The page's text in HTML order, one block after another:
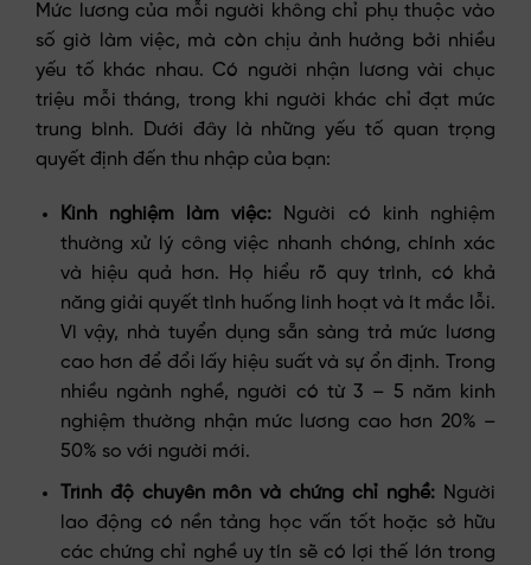
Mức lương của mỗi người không chỉ phụ thuộc vào
số giờ làm việc, mà còn chịu ảnh hưởng bởi nhiều
yếu tố khác nhau. Có người nhận lương vài chục
triệu mỗi tháng, trong khi người khác chỉ đạt mức
trung bình. Dưới đây là những yếu tố quan trọng
quyết định đến thu nhập của bạn:
Kinh nghiệm làm việc:
Người có kinh nghiệm
thường xử lý công việc nhanh chóng, chính xác
và hiệu quả hơn. Họ hiểu rõ quy trình, có khả
năng giải quyết tình huống linh hoạt và ít mắc lỗi.
Vì vậy, nhà tuyển dụng sẵn sàng trả mức lương
cao hơn để đổi lấy hiệu suất và sự ổn định. Trong
nhiều ngành nghề, người có từ 3 – 5 năm kinh
nghiệm thường nhận mức lương cao hơn 20% –
50% so với người mới.
Trình độ chuyên môn và chứng chỉ nghề: Người
lao động có nền tảng học vấn tốt hoặc sở hữu
các chứng chỉ nghề uy tín sẽ có lợi thế lớn trong